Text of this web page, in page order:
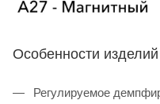
Особенности изделий
Регулируемое